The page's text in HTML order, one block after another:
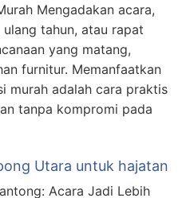
Mengadakan acara,
tahun, atau rapat
yang matang,
furnitur. Memanfaatkan
murah adalah cara praktis
tanpa kompromi pada
Utara untuk hajatan
Acara Jadi Lebih